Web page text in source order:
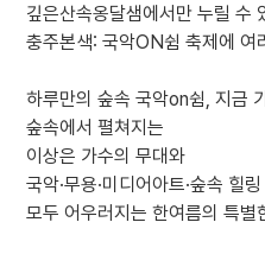
깊은산속옹달샘에서만 누릴 수
충주본색: 국악ON쉼 축제에 여
하루만의 숲속 국악on쉼, 지금
숲속에서 펼쳐지는
이상은 가수의 무대와
국악·무용·미디어아트·숲속 힐링
모두 어우러지는 한여름의 특별